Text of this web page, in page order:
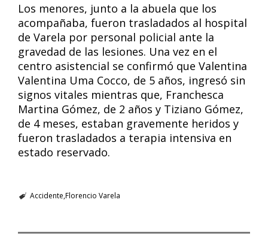
Los menores, junto a la abuela que los
acompañaba, fueron trasladados al hospital
de Varela por personal policial ante la
gravedad de las lesiones. Una vez en el
centro asistencial se confirmó que Valentina
Valentina Uma Cocco, de 5 años, ingresó sin
signos vitales mientras que, Franchesca
Martina Gómez, de 2 años y Tiziano Gómez,
de 4 meses, estaban gravemente heridos y
fueron trasladados a terapia intensiva en
estado reservado.
Accidente Florencio Varela